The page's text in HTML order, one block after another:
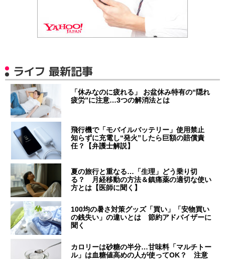
ライフ 最新記事
「休みなのに疲れる」 お盆休み特有の“隠れ
疲労”に注意…3つの解消法とは
飛行機で「モバイルバッテリー」使用禁止
知らずに充電し“発火”したら巨額の賠償責
任？【弁護士解説】
夏の旅行と重なる…「生理」どう乗り切
る？ 月経移動の方法＆鎮痛薬の適切な使い
方とは【医師に聞く】
100均の暑さ対策グッズ「買い」「安物買い
の銭失い」の違いとは 節約アドバイザーに
聞く
カロリーは砂糖の半分…甘味料「マルチトー
ル」は血糖値高めの人が使ってOK？ 注意